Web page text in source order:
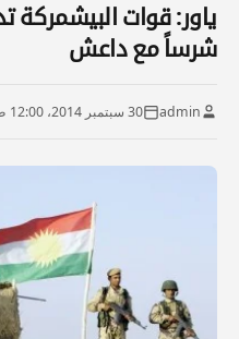
ياور: قوات البيشمركة
شرساً مع داعش
admin 30 سبتمبر 2014، 12:00 ص